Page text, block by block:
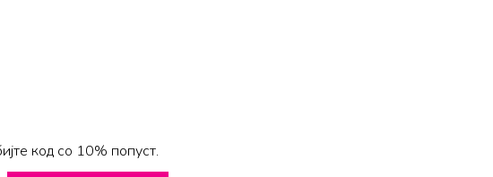
код со 10% попуст.